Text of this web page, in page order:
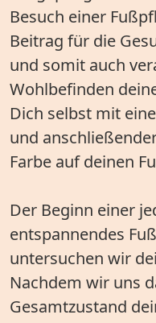
Besuch einer
Beitrag für die
und somit auch
Wohlbefinden
Dich selbst mit
und
Farbe auf deinen
Der Beginn einer
entspannendes
untersuchen wir
Nachdem wir uns
Gesamtzustand